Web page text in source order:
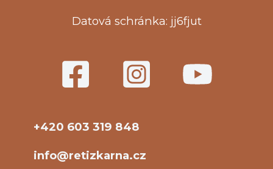
Datová schránka: jj6fjut
+420 603 319 848
info@retizkarna.cz